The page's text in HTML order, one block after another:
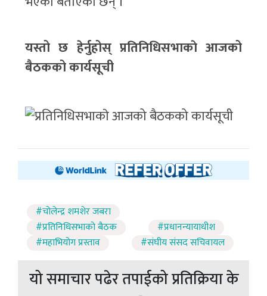
यस्तो छ हेर्नुहोस् प्रतिनिधिसभाकाे आजको
बैठकको कार्यसूची
#चोलेन्द्र शमशेर जबरा
#प्रतिनिधिसभाकाे बैठक
#प्रधानन्यायाधीश
#महाभियोग प्रस्ताव
#संघीय संसद सचिवायल
यो समाचार पढेर तपाईको प्रतिक्रिया के